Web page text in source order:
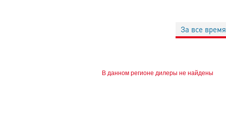
За все время
В данном регионе дилеры не найдены